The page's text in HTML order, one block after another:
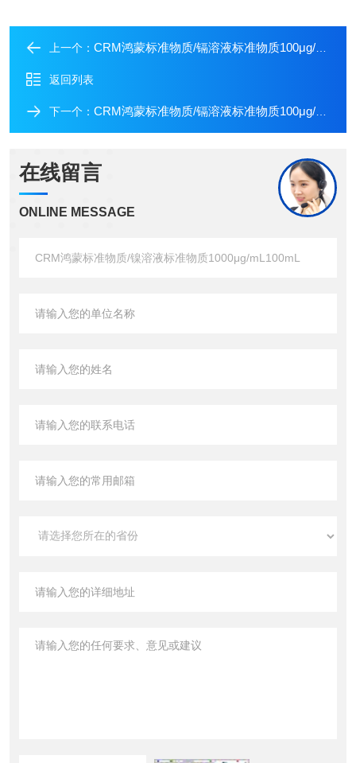
上一个： CRM鸿蒙标准物质/镉溶液标准物质100μg/mL50mL
返回列表
下一个： CRM鸿蒙标准物质/镉溶液标准物质100μg/mL20mL
在线留言
ONLINE MESSAGE